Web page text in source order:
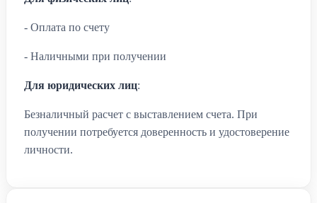
- Оплата по счету
- Наличными при получении
Для юридических лиц:
Безналичный расчет с выставлением счета. При
получении потребуется доверенность и удостоверение
личности.